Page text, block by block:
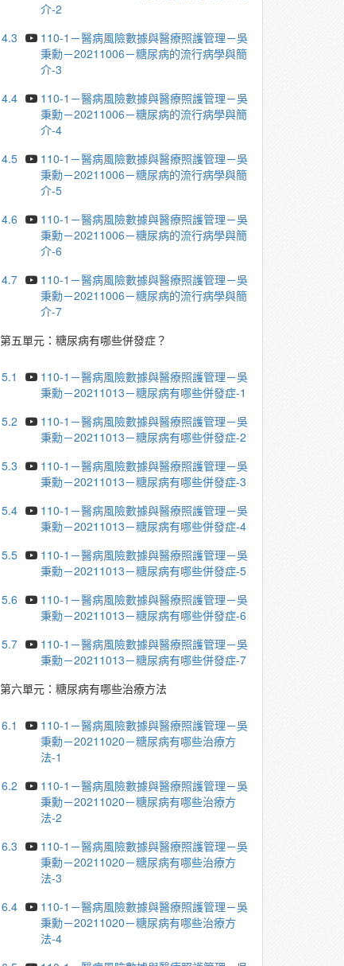
介-2
4.3
110-1－醫病風險數據與醫療照護管理－吳
秉勳－20211006－糖尿病的流行病學與簡
介-3
4.4
110-1－醫病風險數據與醫療照護管理－吳
秉勳－20211006－糖尿病的流行病學與簡
介-4
4.5
110-1－醫病風險數據與醫療照護管理－吳
秉勳－20211006－糖尿病的流行病學與簡
介-5
4.6
110-1－醫病風險數據與醫療照護管理－吳
秉勳－20211006－糖尿病的流行病學與簡
介-6
4.7
110-1－醫病風險數據與醫療照護管理－吳
秉勳－20211006－糖尿病的流行病學與簡
介-7
第五單元：糖尿病有哪些併發症？
5.1
110-1－醫病風險數據與醫療照護管理－吳
秉勳－20211013－糖尿病有哪些併發症-1
5.2
110-1－醫病風險數據與醫療照護管理－吳
秉勳－20211013－糖尿病有哪些併發症-2
5.3
110-1－醫病風險數據與醫療照護管理－吳
秉勳－20211013－糖尿病有哪些併發症-3
5.4
110-1－醫病風險數據與醫療照護管理－吳
秉勳－20211013－糖尿病有哪些併發症-4
5.5
110-1－醫病風險數據與醫療照護管理－吳
秉勳－20211013－糖尿病有哪些併發症-5
5.6
110-1－醫病風險數據與醫療照護管理－吳
秉勳－20211013－糖尿病有哪些併發症-6
5.7
110-1－醫病風險數據與醫療照護管理－吳
秉勳－20211013－糖尿病有哪些併發症-7
第六單元：糖尿病有哪些治療方法
6.1
110-1－醫病風險數據與醫療照護管理－吳
秉勳－20211020－糖尿病有哪些治療方
法-1
6.2
110-1－醫病風險數據與醫療照護管理－吳
秉勳－20211020－糖尿病有哪些治療方
法-2
6.3
110-1－醫病風險數據與醫療照護管理－吳
秉勳－20211020－糖尿病有哪些治療方
法-3
6.4
110-1－醫病風險數據與醫療照護管理－吳
秉勳－20211020－糖尿病有哪些治療方
法-4